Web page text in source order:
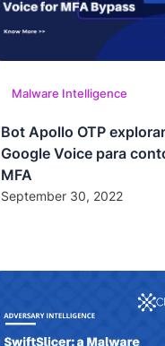
Malware Intelligence
Bot Apollo OTP
Google Voice para
MFA
September 30, 2022